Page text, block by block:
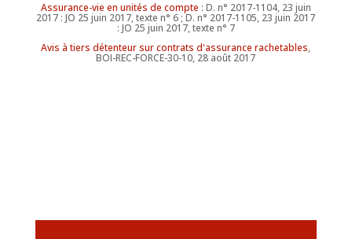
Assurance-vie en unités de compte : D. n° 2017-1104, 23 juin
2017 : JO 25 juin 2017, texte n° 6 ; D. n° 2017-1105, 23 juin 2017
: JO 25 juin 2017, texte n° 7
Avis à tiers détenteur sur contrats d'assurance rachetables,
BOI-REC-FORCE-30-10, 28 août 2017